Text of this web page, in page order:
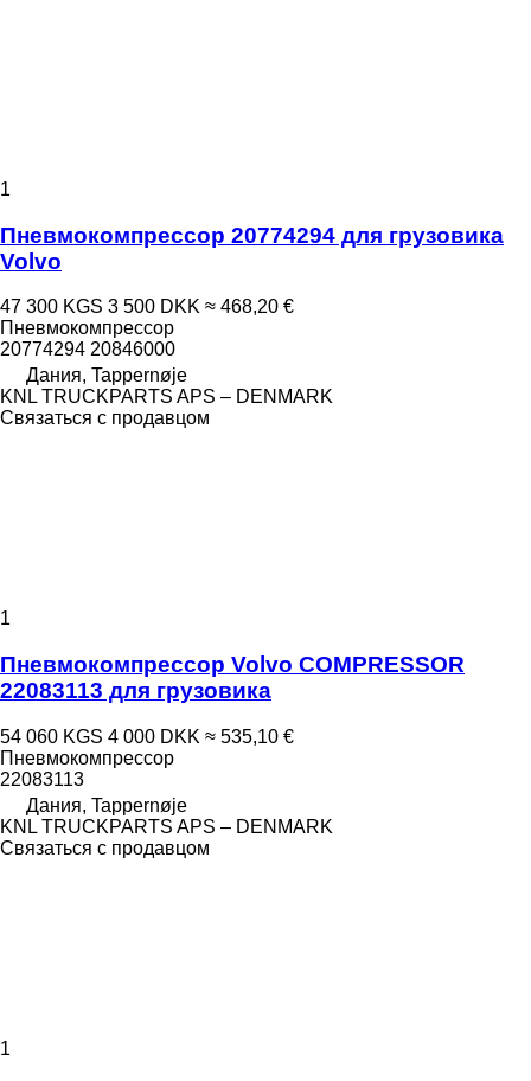
1
Пневмокомпрессор 20774294 для грузовика
Volvo
47 300 KGS 3 500 DKK ≈ 468,20 €
Пневмокомпрессор
20774294 20846000
Дания, Tappernøje
KNL TRUCKPARTS APS – DENMARK
Связаться с продавцом
1
Пневмокомпрессор Volvo COMPRESSOR
22083113 для грузовика
54 060 KGS 4 000 DKK ≈ 535,10 €
Пневмокомпрессор
22083113
Дания, Tappernøje
KNL TRUCKPARTS APS – DENMARK
Связаться с продавцом
1